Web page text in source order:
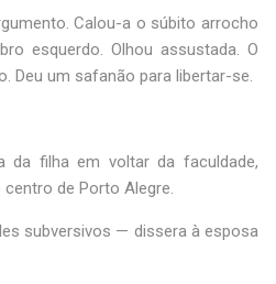
Calou-a o súbito arrocho
esquerdo. Olhou assustada. O
Deu um safanão para libertar-se.
da filha em voltar da faculdade,
de Porto Alegre.
subversivos — dissera à esposa